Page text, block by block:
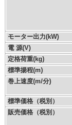
モーター出力(kW)
電 源(V)
定格荷重(kg)
標準揚程(m)
巻上速度(m/分)
標準価格（税別）
販売価格（税別）